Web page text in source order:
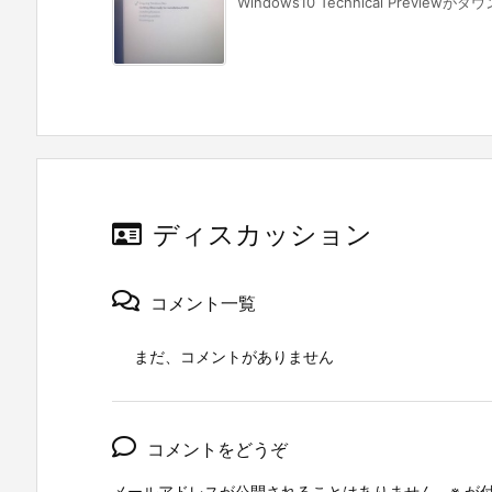
ディスカッション
コメント一覧
まだ、コメントがありません
コメントをどうぞ